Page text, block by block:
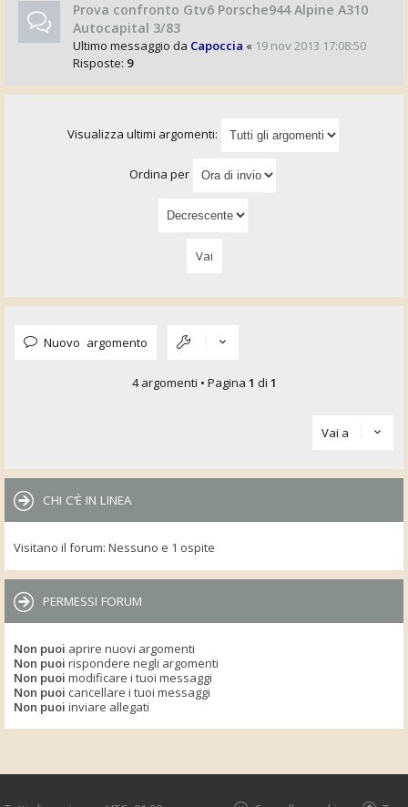
Prova confronto Gtv6 Porsche944 Alpine A310
Autocapital 3/83
Ultimo messaggio da Capoccia « 19 nov 2013 17:08:50
Risposte: 9
Visualizza ultimi argomenti:
Ordina per
Nuovo argomento
4 argomenti • Pagina 1 di 1
Vai a
CHI C’È IN LINEA
Visitano il forum: Nessuno e 1 ospite
PERMESSI FORUM
Non puoi aprire nuovi argomenti
Non puoi rispondere negli argomenti
Non puoi modificare i tuoi messaggi
Non puoi cancellare i tuoi messaggi
Non puoi inviare allegati